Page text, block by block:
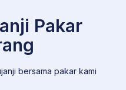
Pakar
bersama pakar kami